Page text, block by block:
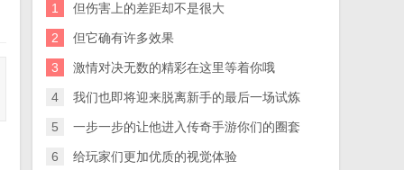
1 但伤害上的差距却不是很大
2 但它确有许多效果
3 激情对决无数的精彩在这里等着你哦
4 我们也即将迎来脱离新手的最后一场试炼
5 一步一步的让他进入传奇手游你们的圈套
6 给玩家们更加优质的视觉体验